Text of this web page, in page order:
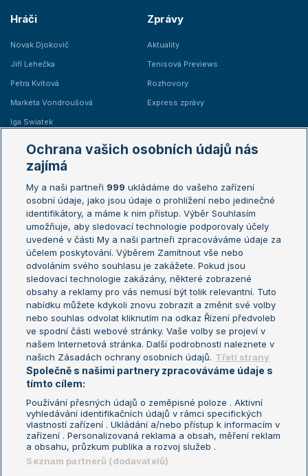
Hráči
Novak Djokovič
Jiří Lehečka
Petra Kvitová
Markéta Vondroušová
Iga Swiatek
Zprávy
Aktuality
Tenisová Previews
Rozhovory
Express zprávy
Žebříčky
Žebříček ATP (muži)
Žebříček WTA (ženy)
Sázkařský žebříček
Australian Open
French Open
Wimbledon
US Open
Turnaj mistrů
Turnaj mistryň
Aktualní trendy
Fotbalové přestupy
Livesport Daily
LS Prague Open
Podmínky užití
Nastavení soukromí
GDPR a žurnalistika
Reklama
Kontakt
Informace o zpracování osobních
údajů
Ochrana vašich osobních údajů nás
zajímá
My a naši partneři 999 ukládáme do vašeho zařízení
osobní údaje, jako jsou údaje o prohlížení nebo jedinečné
identifikátory, a máme k nim přístup. Výběr Souhlasím
umožňuje, aby sledovací technologie podporovaly účely
uvedené v části My a naši partneři zpracováváme údaje za
účelem poskytování. Výběrem Zamítnout vše nebo
odvoláním svého souhlasu je zakážete. Pokud jsou
sledovací technologie zakázány, některé zobrazené
obsahy a reklamy pro vás nemusí být tolik relevantní. Tuto
nabídku můžete kdykoli znovu zobrazit a změnit své volby
nebo souhlas odvolat kliknutím na odkaz Řízení předvoleb
ve spodní části webové stránky. Vaše volby se projeví v
našem Internetová stránka. Další podrobnosti naleznete v
našich Zásadách ochrany osobních údajů. Třetí strany
Společně s našimi partnery zpracováváme údaje s
tímto cílem:
Používání přesných údajů o zeměpisné poloze . Aktivní
vyhledávání identifikačních údajů v rámci specifických
vlastností zařízení . Ukládání a/nebo přístup k informacím v
zařízení . Personalizovaná reklama a obsah, měření reklam
a obsahu, průzkum publika a rozvoj služeb .
Seznam partnerů (dodavatelů)